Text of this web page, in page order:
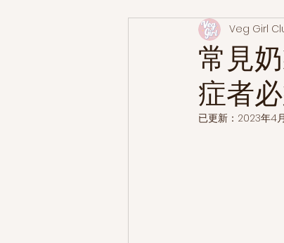
素食食譜 素食懶
素食生活
常見
症者
Veg Girl
已更新： 2023年4